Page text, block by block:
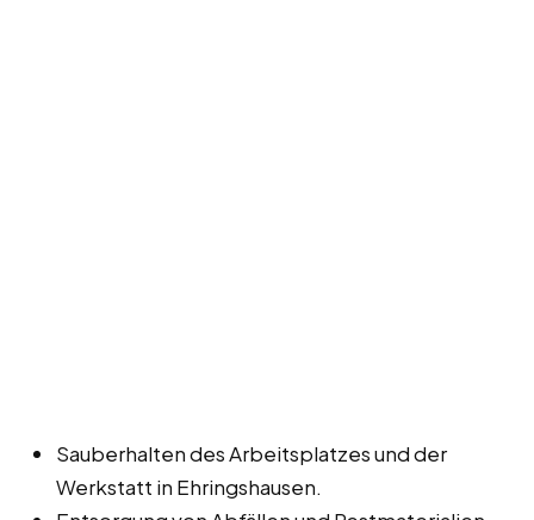
Sauberhalten des Arbeitsplatzes und der
Werkstatt in Ehringshausen.